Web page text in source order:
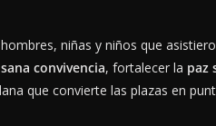
niñas y niños que
sana convivencia, fortalecer la paz
que convierte las plazas en